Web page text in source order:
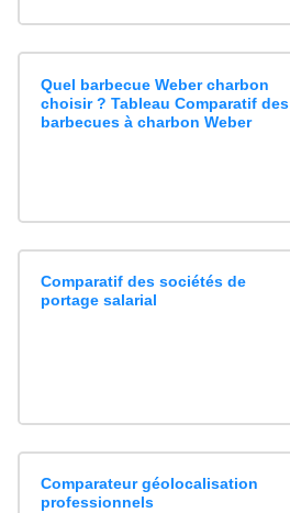
Quel barbecue Weber charbon
choisir ? Tableau Comparatif des
barbecues à charbon Weber
Comparatif des sociétés de
portage salarial
Comparateur géolocalisation
professionnels